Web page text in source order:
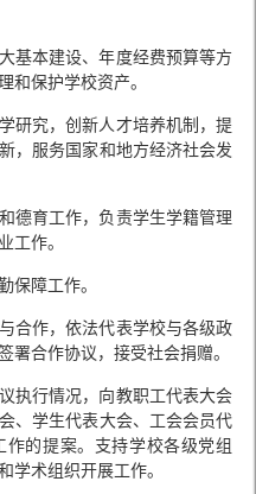
基本建设、年度经费预算等方
和保护学校资产。
研究，创新人才培养机制，提
，服务国家和地方经济社会发
德育工作，负责学生学籍管理
工作。
保障工作。
合作，依法代表学校与各级政
署合作协议，接受社会捐赠。
执行情况，向教职工代表大会
、学生代表大会、工会会员代
的提案。支持学校各级党组
学术组织开展工作。